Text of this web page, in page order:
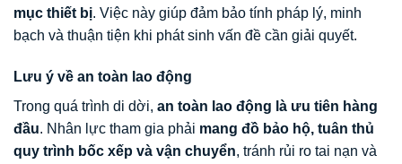
mục thiết bị. Việc này giúp đảm bảo tính pháp lý, minh
bạch và thuận tiện khi phát sinh vấn đề cần giải quyết.
Lưu ý về an toàn lao động
Trong quá trình di dời, an toàn lao động là ưu tiên hàng
đầu. Nhân lực tham gia phải mang đồ bảo hộ, tuân thủ
quy trình bốc xếp và vận chuyển, tránh rủi ro tai nạn và